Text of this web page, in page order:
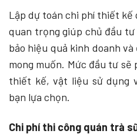
Lập dự toán chi phí thiết kế
quan trọng giúp chủ đầu tư
bảo hiệu quả kinh doanh
mong muốn. Mức đầu tư
thiết kế, vật liệu sử dụng
bạn lựa chọn.
Chi phí thi công quán trà